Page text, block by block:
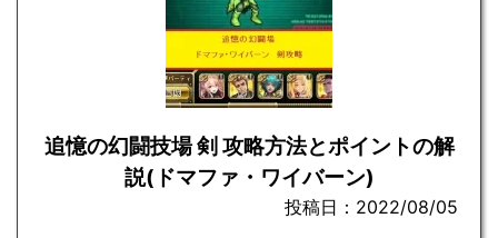
追憶の幻闘技場 剣 攻略方法とポイントの解
説(ドマファ・ワイバーン)
投稿日：2022/08/05